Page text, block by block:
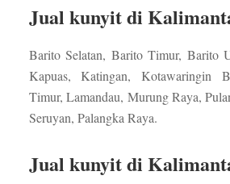
Jual kunyit di
Barito Selatan, Barito Timur, Barito
Kapuas, Katingan, Kotawaringin
Timur, Lamandau, Murung Raya,
Seruyan, Palangka Raya.
Jual kunyit di